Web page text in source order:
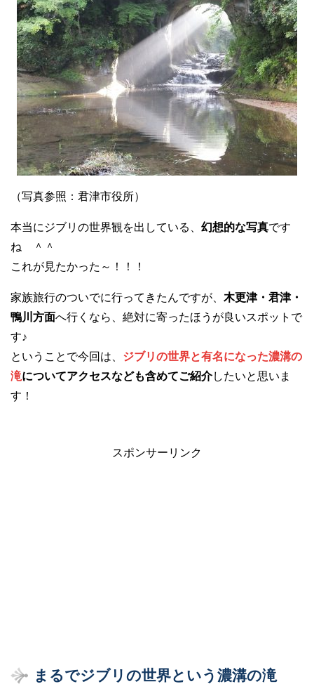
（写真参照：君津市役所）
本当にジブリの世界観を出している、 幻想的な写真です
ね ＾＾
これが見たかった～！！！
家族旅行のついでに行ってきたんですが、 木更津・君津・
鴨川方面へ行くなら、絶対に寄ったほうが良いスポットで
す♪
ということで今回は、 ジブリの世界と有名になった濃溝の
滝についてアクセスなども含めてご紹介したいと思いま
す！
スポンサーリンク
まるでジブリの世界という濃溝の滝